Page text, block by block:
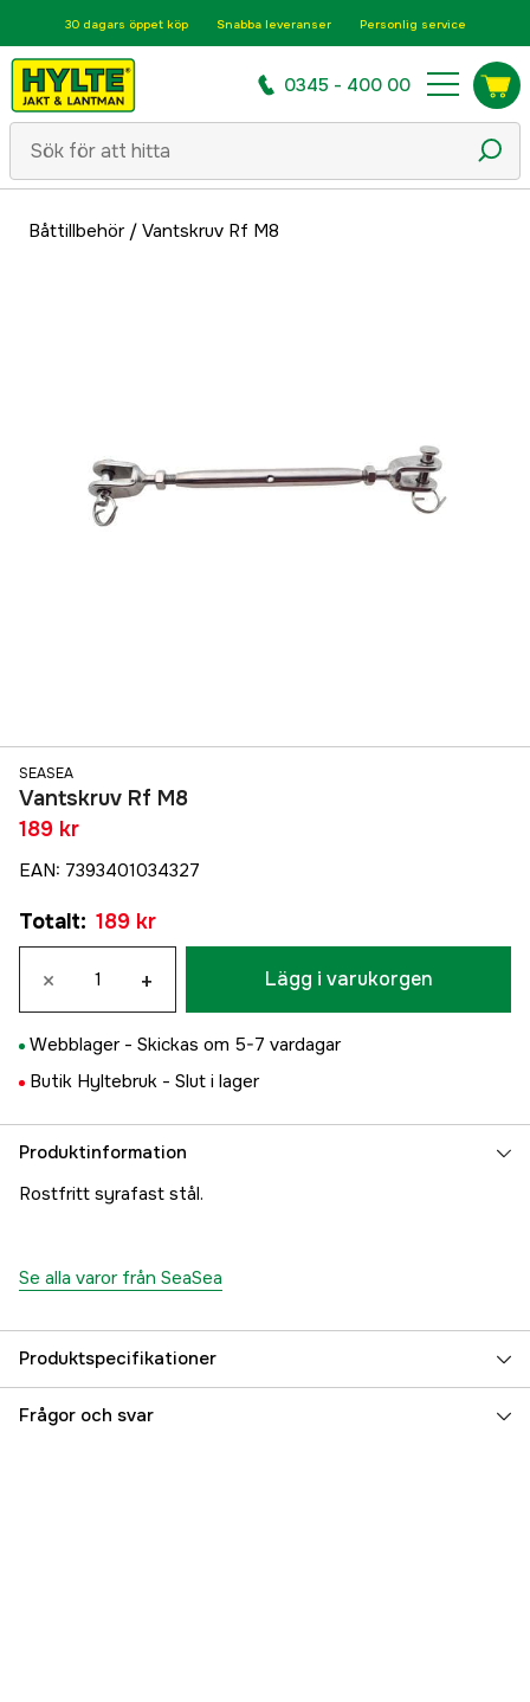
30 dagars öppet köp Snabba leveranser Personlig service
0345 - 400 00
Båttillbehör/ Vantskruv Rf M8
SEASEA
Vantskruv Rf M8
189 kr
EAN: 7393401034327
Totalt: 189 kr
× + Lägg i varukorgen
Webblager - Skickas om 5-7 vardagar
Butik Hyltebruk - Slut i lager
Produktinformation
Rostfritt syrafast stål.
Se alla varor från SeaSea
Produktspecifikationer
Referensnummer 5000025429
Frågor och svar